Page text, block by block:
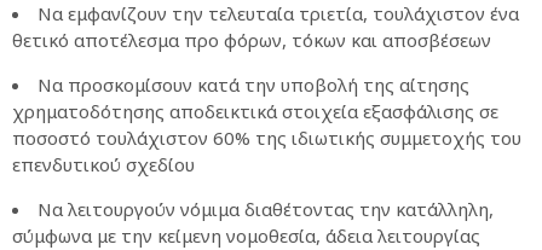
Να εμφανίζουν την τελευταία τριετία, τουλάχιστον ένα
θετικό αποτέλεσμα προ φόρων, τόκων και αποσβέσεων
Να προσκομίσουν κατά την υποβολή της αίτησης
χρηματοδότησης αποδεικτικά στοιχεία εξασφάλισης σε
ποσοστό τουλάχιστον 60% της ιδιωτικής συμμετοχής του
επενδυτικού σχεδίου
Να λειτουργούν νόμιμα διαθέτοντας την κατάλληλη,
σύμφωνα με την κείμενη νομοθεσία, άδεια λειτουργίας